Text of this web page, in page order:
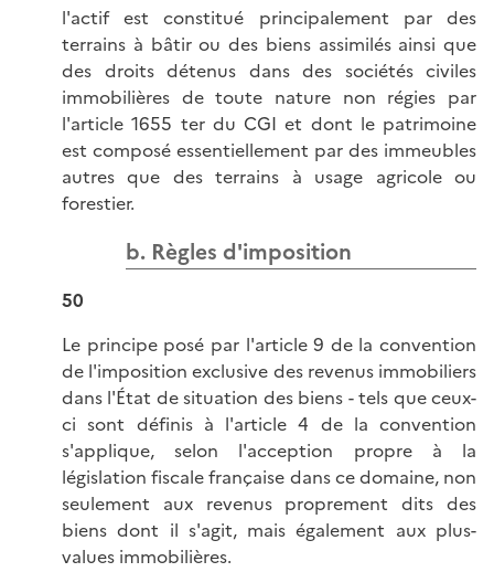
l'actif est constitué principalement par des
terrains à bâtir ou des biens assimilés ainsi que
des droits détenus dans des sociétés civiles
immobilières de toute nature non régies par
l'article 1655 ter du CGI et dont le patrimoine
est composé essentiellement par des immeubles
autres que des terrains à usage agricole ou
forestier.
b. Règles d'imposition
50
Le principe posé par l'article 9 de la convention
de l'imposition exclusive des revenus immobiliers
dans l'État de situation des biens - tels que ceux-
ci sont définis à l'article 4 de la convention
s'applique, selon l'acception propre à la
législation fiscale française dans ce domaine, non
seulement aux revenus proprement dits des
biens dont il s'agit, mais également aux plus-
values immobilières.